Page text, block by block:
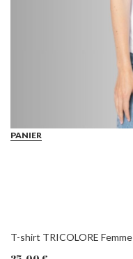
PANIER
T-shirt TRICOLORE Femme